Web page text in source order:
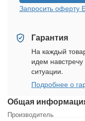
Общая
Производитель
Запросить оферту
Гарантия
На каждый
идем
ситуации.
Подробнее о